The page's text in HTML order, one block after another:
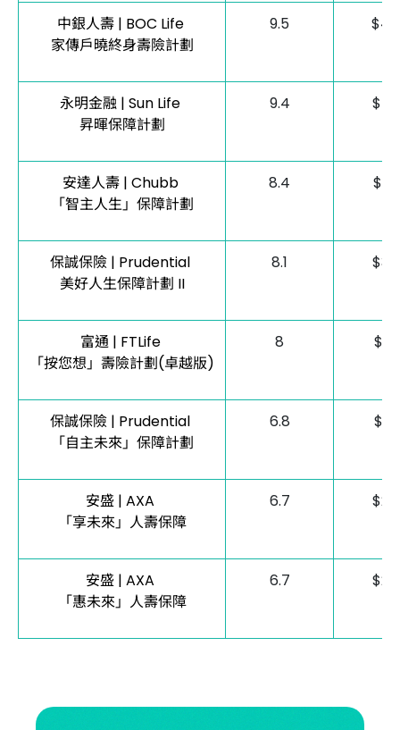
中銀人壽 | BOC Life
家傳戶曉終身壽險計劃
9.5
永明金融 | Sun Life
昇暉保障計劃
9.4
安達人壽 | Chubb
「智主人生」保障計劃
8.4
保誠保險 | Prudential
美好人生保障計劃 II
8.1
富通 | FTLife
「按您想」壽險計劃(卓越版)
8
保誠保險 | Prudential
「自主未來」保障計劃
6.8
安盛 | AXA
「享未來」人壽保障
6.7
安盛 | AXA
「惠未來」人壽保障
6.7